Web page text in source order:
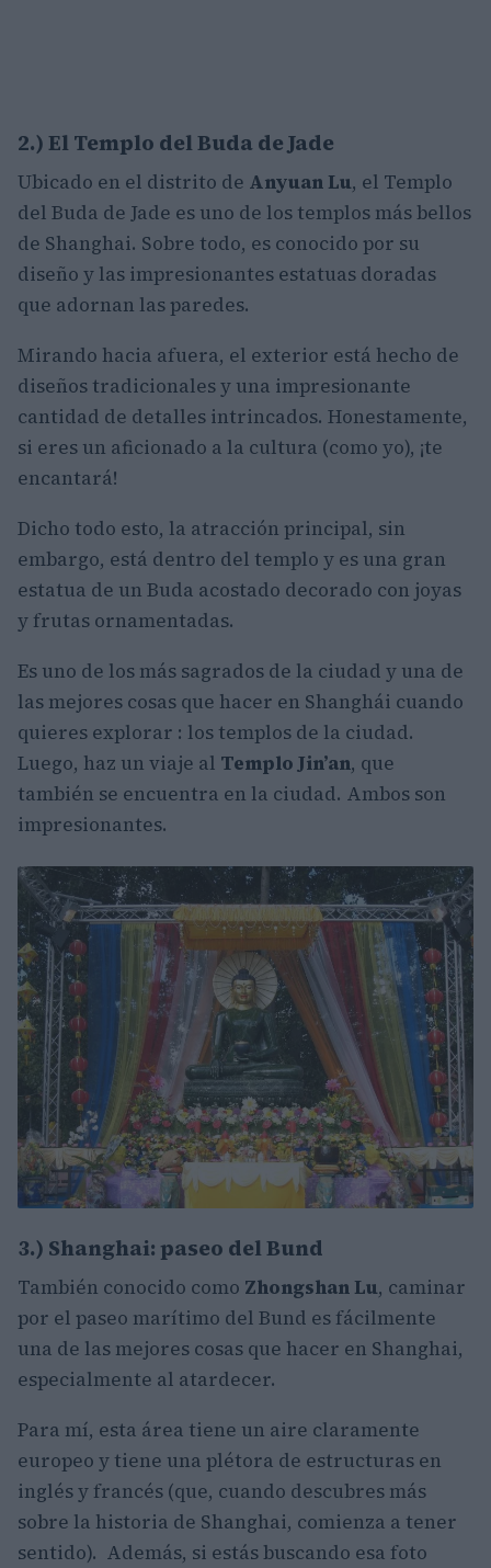
2.) El Templo del Buda de Jade
Ubicado en el distrito de Anyuan Lu, el Templo
del Buda de Jade es uno de los templos más bellos
de Shanghai. Sobre todo, es conocido por su
diseño y las impresionantes estatuas doradas
que adornan las paredes.
Mirando hacia afuera, el exterior está hecho de
diseños tradicionales y una impresionante
cantidad de detalles intrincados. Honestamente,
si eres un aficionado a la cultura (como yo), ¡te
encantará!
Dicho todo esto, la atracción principal, sin
embargo, está dentro del templo y es una gran
estatua de un Buda acostado decorado con joyas
y frutas ornamentadas.
Es uno de los más sagrados de la ciudad y una de
las mejores cosas que hacer en Shanghái cuando
quieres explorar : los templos de la ciudad.
Luego, haz un viaje al Templo Jin’an, que
también se encuentra en la ciudad. Ambos son
impresionantes.
3.) Shanghai: paseo del Bund
También conocido como Zhongshan Lu, caminar
por el paseo marítimo del Bund es fácilmente
una de las mejores cosas que hacer en Shanghai,
especialmente al atardecer.
Para mí, esta área tiene un aire claramente
europeo y tiene una plétora de estructuras en
inglés y francés (que, cuando descubres más
sobre la historia de Shanghai, comienza a tener
sentido). Además, si estás buscando esa foto